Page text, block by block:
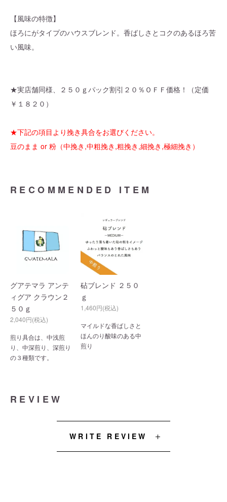
【風味の特徴】
ほろにがタイプのハウスブレンド。香ばしさとコクのあるほろ苦
い風味。
★実店舗同様、２５０ｇパック割引２０％ＯＦＦ価格！（定価
￥１８２０）
★下記の項目より挽き具合をお選びください。
豆のまま or 粉（中挽き,中粗挽き,粗挽き,細挽き,極細挽き）
RECOMMENDED ITEM
グアテマラ アンテ
ィグア クラウン２
５０ｇ
2,040円(税込)
煎り具合は、中浅煎
り、中深煎り、深煎り
の３種類です。
砧ブレンド ２５０
ｇ
1,460円(税込)
マイルドな香ばしさと
ほんのり酸味のある中
煎り
REVIEW
WRITE REVIEW